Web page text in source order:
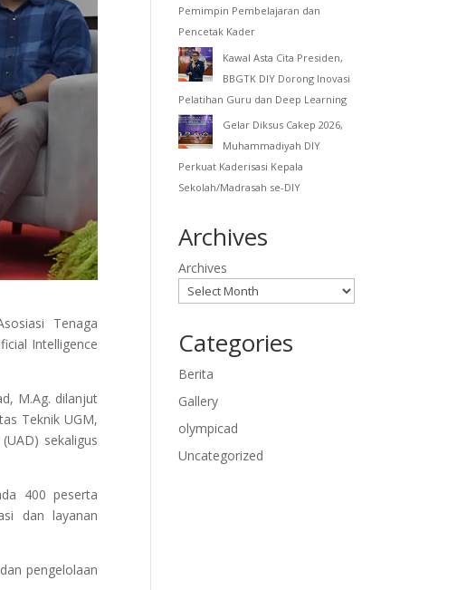
Tenaga
Intelligence
M.Ag. dilanjut
Teknik UGM,
sekaligus
400 peserta
dan layanan
pengelolaan
Pemimpin Pembelajaran dan
Pencetak Kader
Kawal Asta Cita Presiden,
BBGTK DIY Dorong Inovasi
Pelatihan Guru dan Deep Learning
Gelar Diksus Cakep 2026,
Muhammadiyah DIY
Perkuat Kaderisasi Kepala
Sekolah/Madrasah se-DIY
Archives
Archives
Categories
Berita
Gallery
olympicad
Uncategorized